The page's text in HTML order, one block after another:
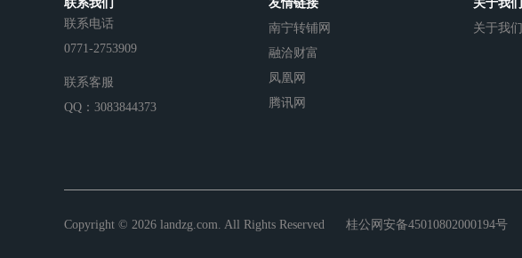
联系我们
联系电话
0771-2753909
联系客服
QQ：3083844373
友情链接
南宁转铺网
融洽财富
凤凰网
腾讯网
关于我们
关于我们
Copyright © 2026 landzg.com. All Rights Reserved 桂公网安备45010802000194号